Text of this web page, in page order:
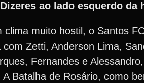
Dizeres ao lado esquerdo da
clima muito hostil, o Santos
com Zetti, Anderson Lima,
Fernandes e
A Batalha de Rosário, como